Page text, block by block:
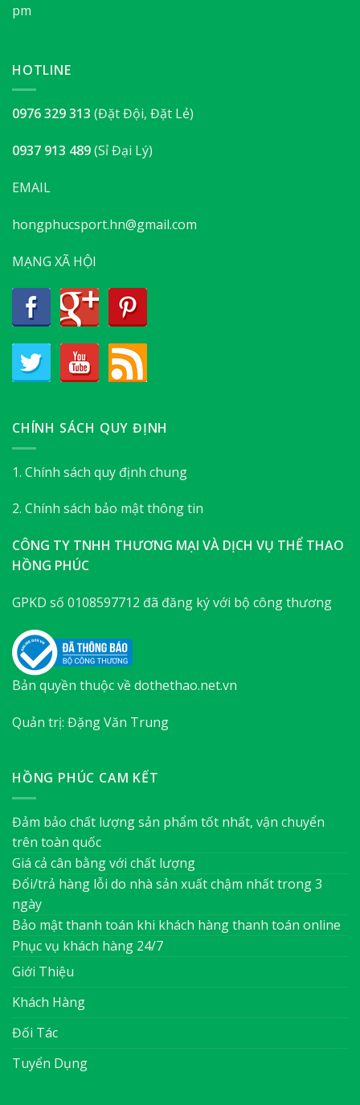
pm
HOTLINE
0976 329 313 (Đặt Đội, Đặt Lẻ)
0937 913 489(Sỉ Đại Lý)
EMAIL
hongphucsport.hn@gmail.com
MẠNG XÃ HỘI
CHÍNH SÁCH QUY ĐỊNH
1. Chính sách quy định chung
2. Chính sách bảo mật thông tin
CÔNG TY TNHH THƯƠNG MẠI VÀ DỊCH VỤ THỂ THAO
HỒNG PHÚC
GPKD số 0108597712 đã đăng ký với bộ công thương
Bản quyền thuộc về dothethao.net.vn
Quản trị: Đặng Văn Trung
HỒNG PHÚC CAM KẾT
Đảm bảo chất lượng sản phẩm tốt nhất, vận chuyển
trên toàn quốc
Giá cả cân bằng với chất lượng
Đổi/trả hàng lỗi do nhà sản xuất chậm nhất trong 3
ngày
Bảo mật thanh toán khi khách hàng thanh toán online
Phục vụ khách hàng 24/7
Giới Thiệu
Khách Hàng
Đối Tác
Tuyển Dụng